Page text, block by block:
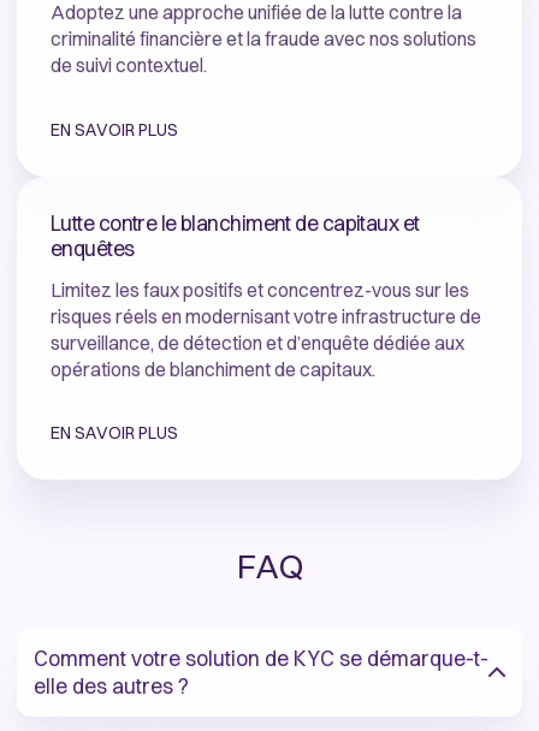
Adoptez une approche unifiée de la lutte contre la
criminalité financière et la fraude avec nos solutions
de suivi contextuel.
EN SAVOIR PLUS
Lutte contre le blanchiment de capitaux et
enquêtes
Limitez les faux positifs et concentrez-vous sur les
risques réels en modernisant votre infrastructure de
surveillance, de détection et d’enquête dédiée aux
opérations de blanchiment de capitaux.
EN SAVOIR PLUS
FAQ
Comment votre solution de KYC se démarque-t-
elle des autres ?